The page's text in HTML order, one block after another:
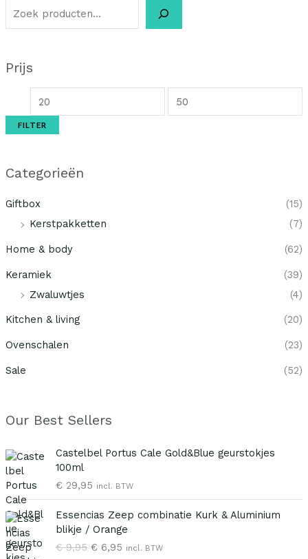
Prijs
FILTER
Categorieën
Giftbox
(15)
Kerstpakketten
(7)
Home & body (62)
Keramiek
(39)
Zwaluwtjes
(4)
Kitchen & living (20)
Ovenschalen (23)
Sale (52)
Our Best Sellers
Castelbel Portus Cale Gold&Blue geurstokjes
100ml
€29,95 incl. BTW
Essencias Zeep combinatie Kurk & Aluminium
blikje / Orange
€9,95
O
s
€6,95
i
dincl. BTW